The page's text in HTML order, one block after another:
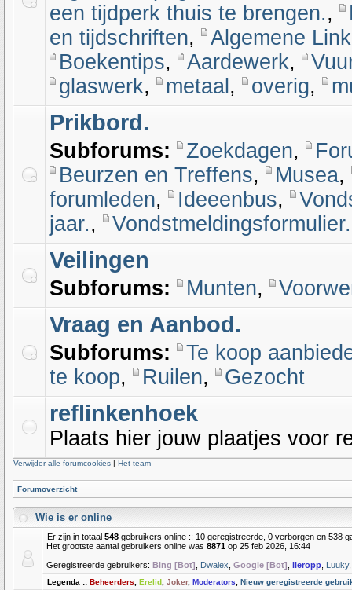
een tijdperk thuis te brengen.,
en tijdschriften,
Algemene
Boekentips, Aardewerk,
glaswerk, metaal , overig,
Prikbord.
Subforums: Zoekdagen,
Beurzen en Treffens, Musea,
forumleden, Ideeenbus,
jaar., Vondstmeldingsformulier.
Veilingen
Subforums: Munten,
Vraag en Aanbod.
Subforums:
Te koop
te koop, Ruilen, Gezocht
reflinkenhoek
Plaats hier jouw plaatjes voor
Verwijder alle forumcookies | Het team
Forumoverzicht
Wie is er online
Er zijn in totaal 548 gebruikers online :: 10 geregistreerde, 0 verborgen en 538
Het grootste aantal gebruikers online was 8871 op 25 feb 2026, 16:44
Geregistreerde gebruikers: Bing [Bot] Dwalex Google [Bot] lieropp Luuky
Legenda :: Beheerders Erelid Joker, Moderators Nieuw geregistreerde